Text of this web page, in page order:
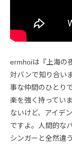
ermhoiは『上海の
対バンで知り合い
事な仲間のひとり
楽を強く持ってい
ないけど、アイデ
ですよ。人間的な
シンガーと全然違